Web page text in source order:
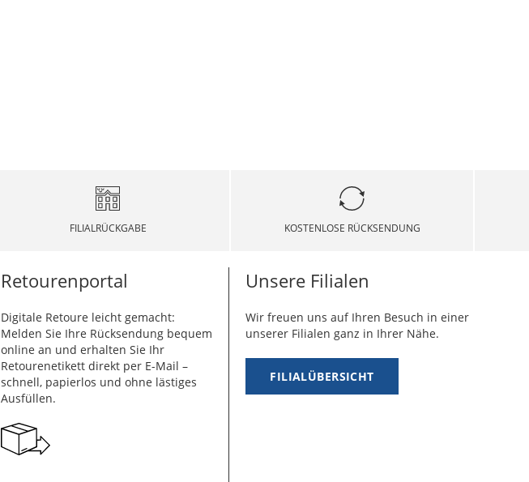
FILIALRÜCKGABE KOSTENLOSE RÜCKSENDUNG
Retourenportal
Digitale Retoure leicht gemacht:
Melden Sie Ihre Rücksendung bequem
online an und erhalten Sie Ihr
Retourenetikett direkt per E-Mail –
schnell, papierlos und ohne lästiges
Ausfüllen.
Unsere Filialen
Wir freuen uns auf Ihren Besuch in einer
unserer Filialen ganz in Ihrer Nähe.
FILIALÜBERSICHT